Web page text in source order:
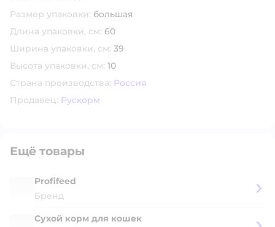
Размер упаковки: большая
Длина упаковки, см: 60
Ширина упаковки, см: 39
Высота упаковки, см: 10
Страна производства: Россия
Продавец: Рускорм
Ещё товары
Profifeed
Бренд
Сухой корм для кошек